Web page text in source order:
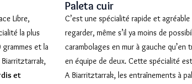
Libre,
la plus
et la
et
Paleta cuir
C’est une spécialité rapide et
regarder, même s’il ya moins de
carambolages en mur à gauche qu’en
en équipe de deux. Cette spécialité est
A Biarritztarrak, les entraînements à